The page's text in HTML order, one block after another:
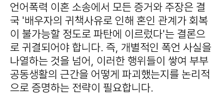
언어폭력 이혼 소송에서 모든 증거와 주장은 결
국 '배우자의 귀책사유로 인해 혼인 관계가 회복
이 불가능할 정도로 파탄에 이르렀다'는 결론으
로 귀결되어야 합니다. 즉, 개별적인 폭언 사실을
나열하는 것을 넘어, 이러한 행위들이 쌓여 부부
공동생활의 근간을 어떻게 파괴했는지를 논리적
으로 증명하는 전략이 필요합니다.